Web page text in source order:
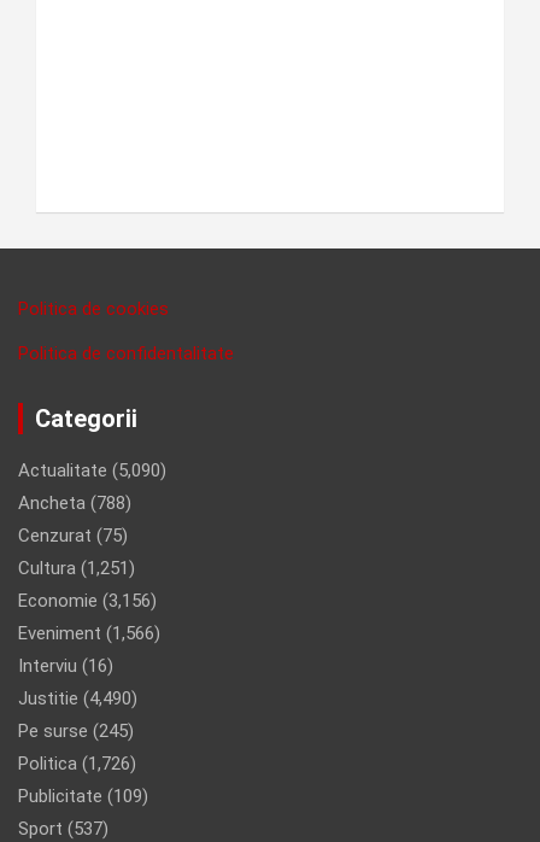
Politica de cookies
Politica de confidentalitate
Categorii
Actualitate (5,090)
Ancheta (788)
Cenzurat (75)
Cultura (1,251)
Economie (3,156)
Eveniment (1,566)
Interviu (16)
Justitie (4,490)
Pe surse (245)
Politica (1,726)
Publicitate (109)
Sport (537)